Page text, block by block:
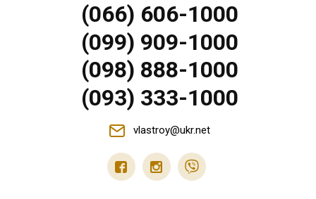
(066) 606-1000
(099) 909-1000
(098) 888-1000
(093) 333-1000
vlastroy@ukr.net